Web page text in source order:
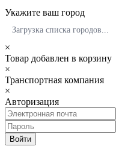
Укажите ваш город
Загрузка списка городов...
×
Товар добавлен в корзину
×
Транспортная компания
×
Авторизация
Войти